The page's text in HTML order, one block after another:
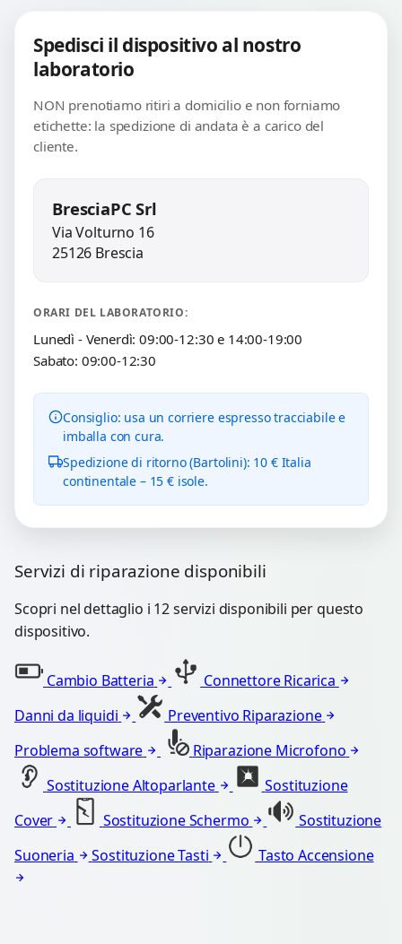
Spedisci il dispositivo al nostro
laboratorio
NON prenotiamo ritiri a domicilio e non forniamo
etichette: la spedizione di andata è a carico del
cliente.
BresciaPC Srl
Via Volturno 16
25126 Brescia
ORARI DEL LABORATORIO:
Lunedì - Venerdì: 09:00-12:30 e 14:00-19:00
Sabato: 09:00-12:30
Consiglio: usa un corriere espresso tracciabile e
imballa con cura.
Spedizione di ritorno (Bartolini): 10 € Italia
continentale – 15 € isole.
Servizi di riparazione disponibili
Scopri nel dettaglio i 12 servizi disponibili per questo
dispositivo.
Cambio Batteria
Connettore Ricarica
Danni da liquidi
Preventivo Riparazione
Problema software
Riparazione Microfono
Sostituzione Altoparlante
Sostituzione
Cover
Sostituzione Schermo
Sostituzione
Suoneria
Sostituzione Tasti Tasto Accensione